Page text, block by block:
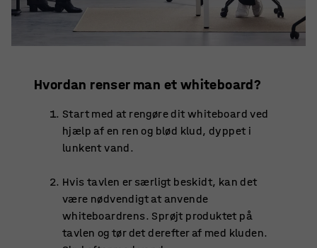
Hvordan renser man et whiteboard?
Start med at rengøre dit whiteboard ved
hjælp af en ren og blød klud, dyppet i
lunkent vand.
Hvis tavlen er særligt beskidt, kan det
være nødvendigt at anvende
whiteboardrens. Sprøjt produktet på
tavlen og tør det derefter af med kluden.